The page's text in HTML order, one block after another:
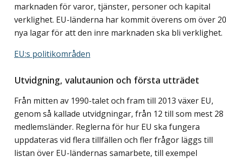
marknaden för varor, tjänster, personer och kapital
verklighet. EU-länderna har kommit överens om över
nya lagar för att den inre marknaden ska bli verklighet.
EU:s politikområden
Utvidgning, valutaunion och första utträdet
Från mitten av 1990-talet och fram till 2013 växer EU,
genom så kallade utvidgningar, från 12 till som mest 28
medlemsländer. Reglerna för hur EU ska fungera
uppdateras vid flera tillfällen och fler frågor läggs till
listan över EU-ländernas samarbete, till exempel